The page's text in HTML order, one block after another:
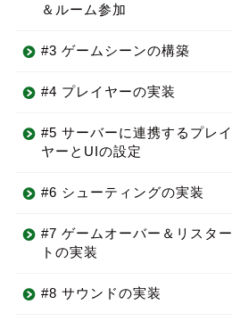
＆ルーム参加
#3 ゲームシーンの構築
#4 プレイヤーの実装
#5 サーバーに連携するプレイ
ヤーとUIの設定
#6 シューティングの実装
#7 ゲームオーバー＆リスター
トの実装
#8 サウンドの実装